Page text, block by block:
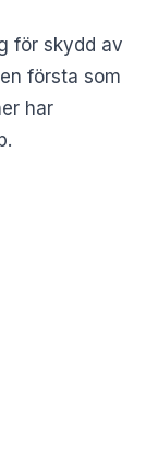
för skydd av
första som
har